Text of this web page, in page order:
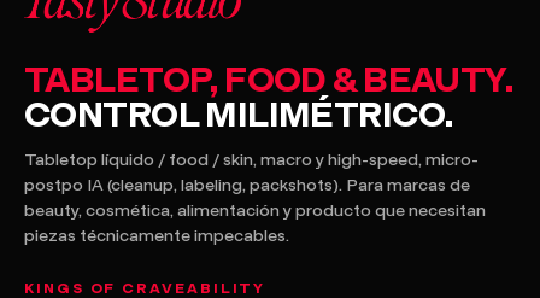
TABLETOP, FOOD & BEAUTY.
CONTROL MILIMÉTRICO.
Tabletop líquido / food / skin, macro y high-speed, micro-
postpo IA (cleanup, labeling, packshots). Para marcas de
beauty, cosmética, alimentación y producto que necesitan
piezas técnicamente impecables.
KINGS OF CRAVEABILITY